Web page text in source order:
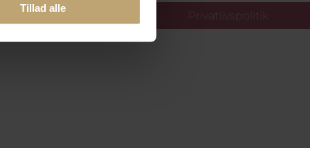
Tillad alle
Privatlivspolitik